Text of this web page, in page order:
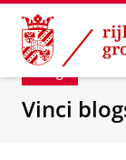
Skip
Content
Skip
Navigation
Blog
Vinci